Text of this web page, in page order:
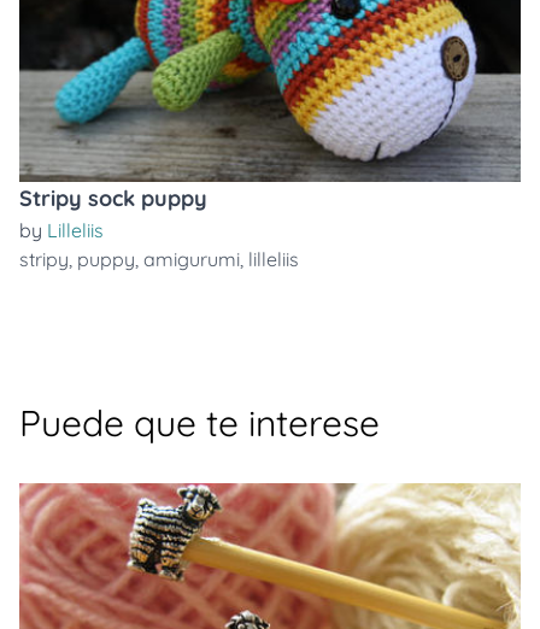
Stripy sock puppy
by Lilleliis
stripy, puppy, amigurumi, lilleliis
Puede que te interese